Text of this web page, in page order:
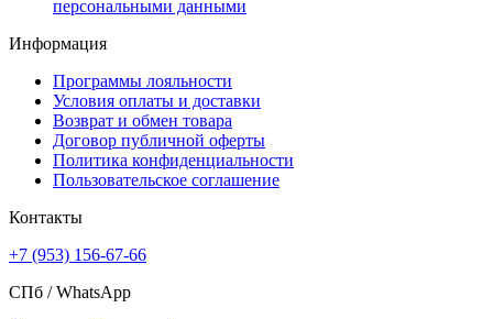
персональными данными
Информация
Программы лояльности
Условия оплаты и доставки
Возврат и обмен товара
Договор публичной оферты
Политика конфиденциальности
Пользовательское соглашение
Контакты
+7 (953) 156-67-66
СПб /WhatsApp